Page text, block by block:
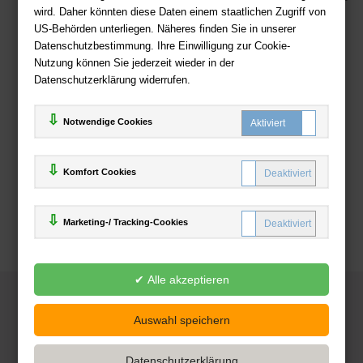
wird. Daher könnten diese Daten einem staatlichen Zugriff von
US-Behörden unterliegen. Näheres finden Sie in unserer
Datenschutzbestimmung. Ihre Einwilligung zur Cookie-
Nutzung können Sie jederzeit wieder in der
Datenschutzerklärung widerrufen.
Notwendige Cookies
Komfort Cookies
Marketing-/ Tracking-Cookies
Zahlweisen
Deutsche-Buchhandlung.de
www.deutsche-buchhandlung.de ist ein Angebot der
Handelsgesellschaft mbH
Powered by Inooga